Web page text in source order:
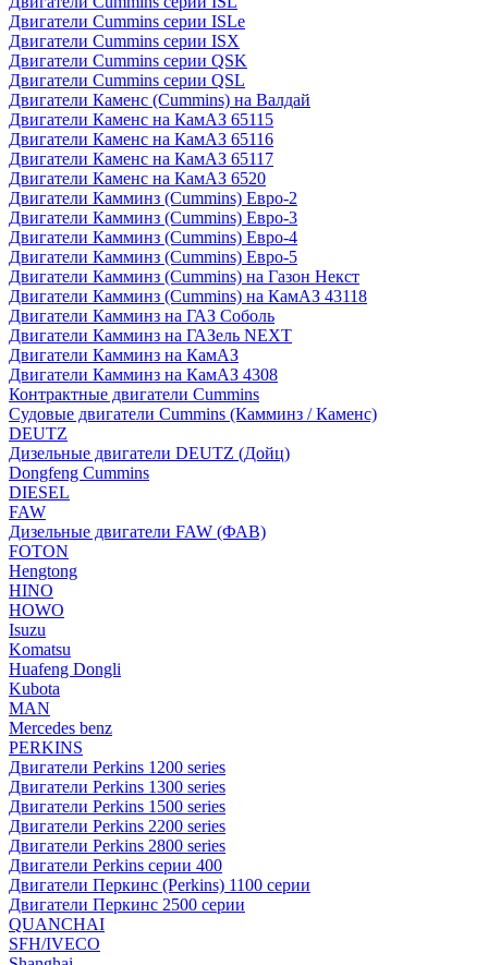
Двигатели Cummins серии ISLe
Двигатели Cummins серии ISX
Двигатели Cummins серии QSK
Двигатели Cummins серии QSL
Двигатели Каменс (Cummins) на Валдай
Двигатели Каменс на КамАЗ 65115
Двигатели Каменс на КамАЗ 65116
Двигатели Каменс на КамАЗ 65117
Двигатели Каменс на КамАЗ 6520
Двигатели Камминз (Cummins) Евро-2
Двигатели Камминз (Cummins) Евро-3
Двигатели Камминз (Cummins) Евро-4
Двигатели Камминз (Cummins) Евро-5
Двигатели Камминз (Cummins) на Газон Некст
Двигатели Камминз (Cummins) на КамАЗ 43118
Двигатели Камминз на ГАЗ Соболь
Двигатели Камминз на ГАЗель NEXT
Двигатели Камминз на КамАЗ
Двигатели Камминз на КамАЗ 4308
Контрактные двигатели Cummins
Судовые двигатели Cummins (Камминз / Каменс)
DEUTZ
Дизельные двигатели DEUTZ (Дойц)
Dongfeng Cummins
DIESEL
FAW
Дизельные двигатели FAW (ФАВ)
FOTON
Hengtong
HINO
HOWO
Isuzu
Komatsu
Huafeng Dongli
Kubota
MAN
Mercedes benz
PERKINS
Двигатели Perkins 1200 series
Двигатели Perkins 1300 series
Двигатели Perkins 1500 series
Двигатели Perkins 2200 series
Двигатели Perkins 2800 series
Двигатели Perkins серии 400
Двигатели Перкинс (Perkins) 1100 серии
Двигатели Перкинс 2500 серии
QUANCHAI
SFH/IVECO